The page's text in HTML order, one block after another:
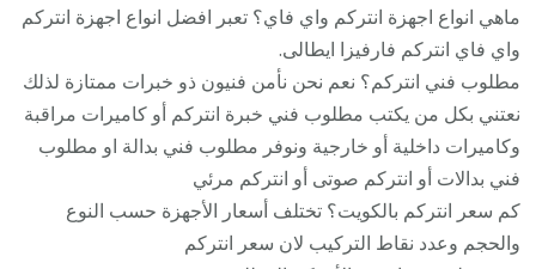
ماهي انواع اجهزة انتركم واي فاي؟ تعبر افضل انواع اجهزة انتركم
واي فاي انتركم فارفيزا ايطالى.
مطلوب فني انتركم؟ نعم نحن نأمن فنيون ذو خبرات ممتازة لذلك
نعتني بكل من يكتب مطلوب فني خبرة انتركم أو كاميرات مراقبة
وكاميرات داخلية أو خارجية ونوفر مطلوب فني بدالة او مطلوب
فني بدالات أو انتركم صوتى أو انتركم مرئي
كم سعر انتركم بالكويت؟ تختلف أسعار الأجهزة حسب النوع
والحجم وعدد نقاط التركيب لان سعر انتركم